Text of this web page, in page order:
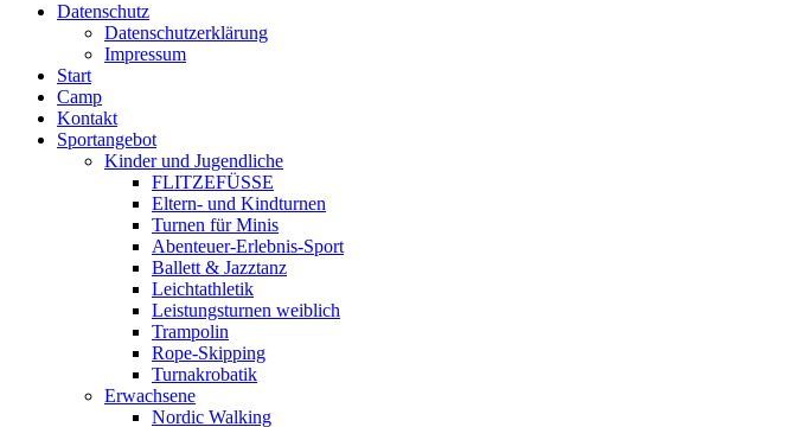
Datenschutz
Datenschutzerklärung
Impressum
Start
Camp
Kontakt
Sportangebot
Kinder und Jugendliche
FLITZEFÜSSE
Eltern- und Kindturnen
Turnen für Minis
Abenteuer-Erlebnis-Sport
Ballett & Jazztanz
Leichtathletik
Leistungsturnen weiblich
Trampolin
Rope-Skipping
Turnakrobatik
Erwachsene
Nordic Walking